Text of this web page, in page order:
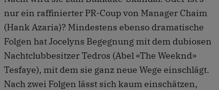
nur ein raffinierter PR-Coup von Manager Chaim
(Hank Azaria)? Mindestens ebenso dramatische
Folgen hat Jocelyns Begegnung mit dem dubiosen
Nachtclubbesitzer Tedros (Abel «The Weeknd»
Tesfaye), mit dem sie ganz neue Wege einschlägt.
Nach zwei Folgen lässt sich kaum einschätzen,